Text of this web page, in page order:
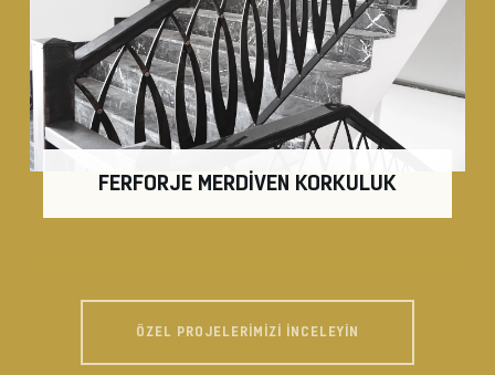
FERFORJE MERDİVEN KORKULUK
ÖZEL PROJELERIMIZI İNCELEYIN